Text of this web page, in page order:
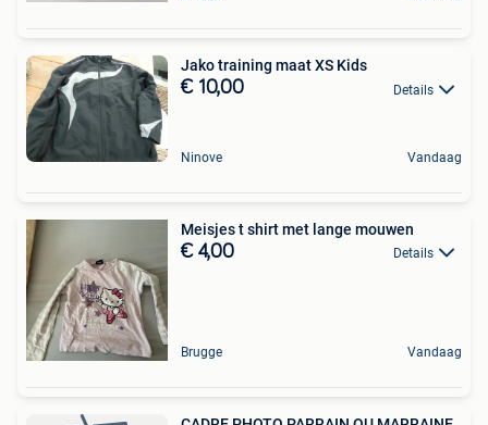
Jako training maat XS Kids
€ 10,00 Details
Ninove Vandaag
Meisjes t shirt met lange mouwen
€ 4,00 Details
Brugge Vandaag